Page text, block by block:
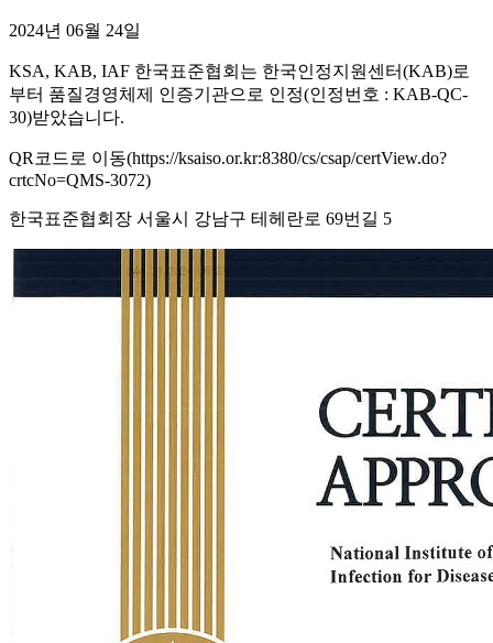
2024년 06월 24일
KSA, KAB, IAF 한국표준협회는 한국인정지원센터(KAB)로
부터 품질경영체제 인증기관으로 인정(인정번호 : KAB-QC-
30)받았습니다.
QR코드로 이동(https://ksaiso.or.kr:8380/cs/csap/certView.do?
crtcNo=QMS-3072)
한국표준협회장 서울시 강남구 테헤란로 69번길 5